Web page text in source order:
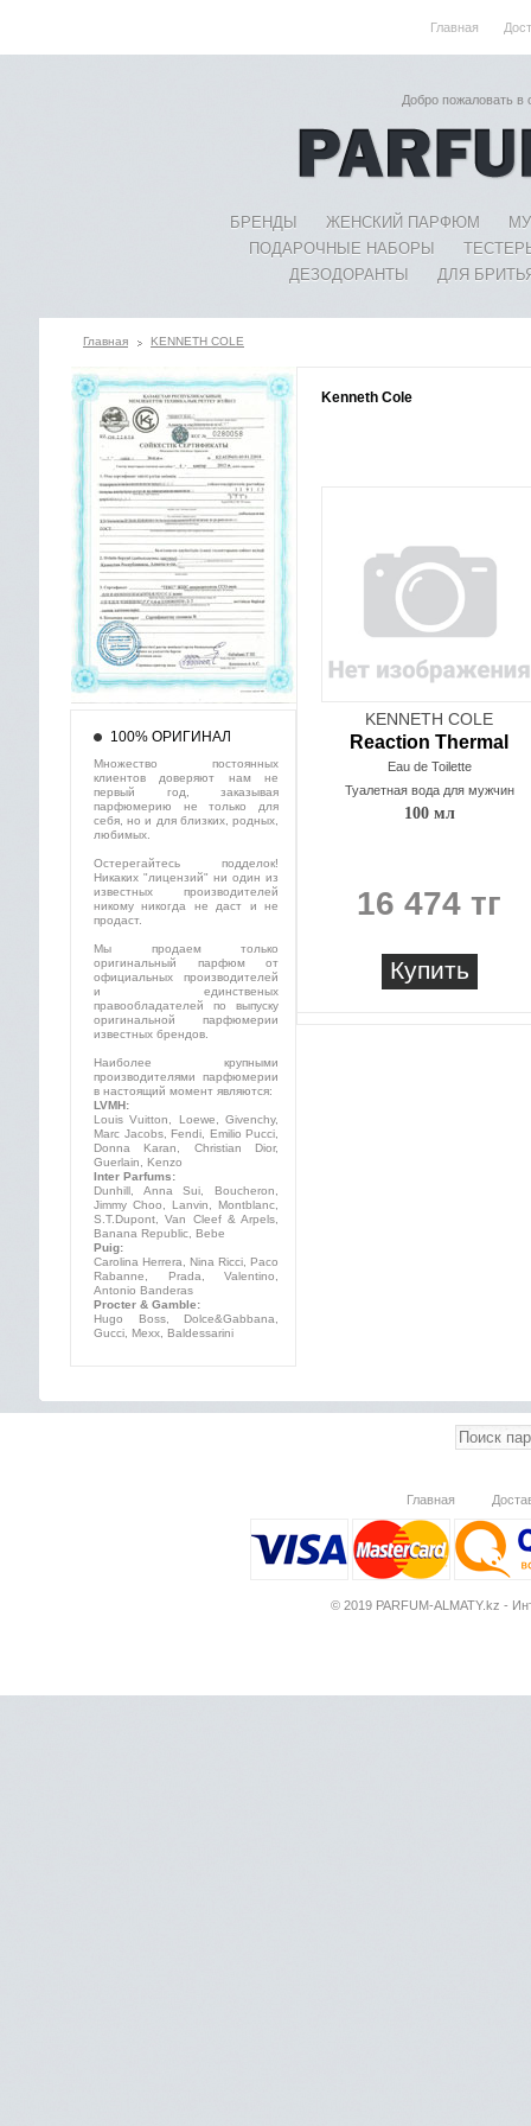
Главная
Добро пожаловать
БРЕНДЫ ЖЕНСКИЙ ПАРФЮМ
ПОДАРОЧНЫЕ НАБОРЫ
ДЕЗОДОРАНТЫ
ДЛЯ
Главная KENNETH COLE
Kenneth Cole
KENNETH COLE
Reaction Thermal
Eau de Toilette
Туалетная вода для мужчин
100 мл
16 474 тг
Купить
100% ОРИГИНАЛ
Множество постоянных
клиентов доверяют нам не
первый год, заказывая
парфюмерию не только для
себя, но и для близких, родных,
любимых.
Остерегайтесь подделок!
Никаких "лицензий" ни один из
известных производителей
никому никогда не даст и не
продаст.
Мы продаем только
оригинальный парфюм от
официальных производителей
и единственых
правообладателей по выпуску
оригинальной парфюмерии
известных брендов.
Наиболее крупными
производителями парфюмерии
в настоящий момент являются:
LVMH:
Louis Vuitton, Loewe, Givenchy,
Marc Jacobs, Fendi, Emilio Pucci,
Donna Karan, Christian Dior,
Guerlain, Kenzo
Inter Parfums:
Dunhill, Anna Sui, Boucheron,
Jimmy Choo, Lanvin, Montblanc,
S.T.Dupont, Van Cleef & Arpels,
Banana Republic, Bebe
Puig:
Carolina Herrera, Nina Ricci, Paco
Rabanne, Prada, Valentino,
Antonio Banderas
Procter & Gamble:
Hugo Boss, Dolce&Gabbana,
Gucci, Mexx, Baldessarini
Главная
© 2019 PARFUM-ALMATY.kz -